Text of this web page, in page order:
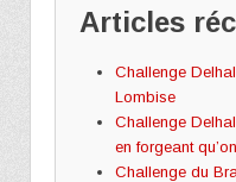
Articles
Challenge
Lombise
Challenge
en forgeant
Challenge du